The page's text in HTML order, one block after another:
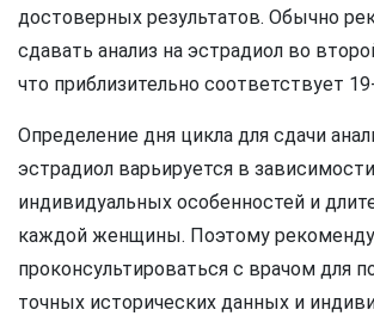
достоверных результатов. Обычно
сдавать анализ на эстрадиол во
что приблизительно соответствует
Определение дня цикла для сдачи
эстрадиол варьируется в
индивидуальных особенностей и
каждой женщины. Поэтому
проконсультироваться с врачом для
точных исторических данных и